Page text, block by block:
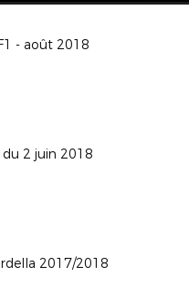
- août 2018
du 2 juin 2018
2017/2018